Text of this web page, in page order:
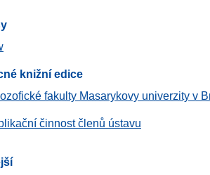
knižní edice
fakulty Masarykovy univerzity v
činnost členů ústavu